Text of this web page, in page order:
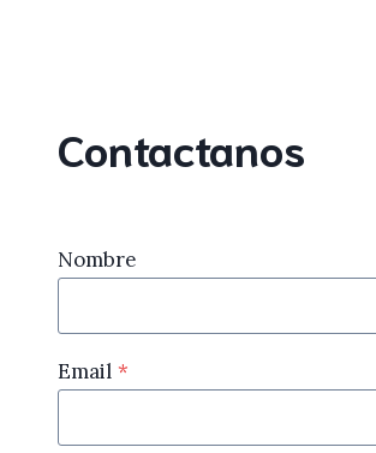
Contactanos
Nombre
Email *